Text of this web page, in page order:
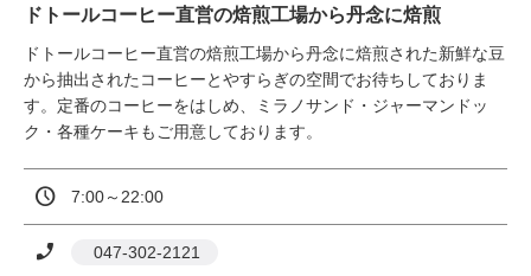
ドトールコーヒー直営の焙煎工場から丹念に焙煎
ドトールコーヒー直営の焙煎工場から丹念に焙煎された新鮮な豆
から抽出されたコーヒーとやすらぎの空間でお待ちしておりま
す。定番のコーヒーをはしめ、ミラノサンド・ジャーマンドッ
ク・各種ケーキもご用意しております。
7:00～22:00
047-302-2121